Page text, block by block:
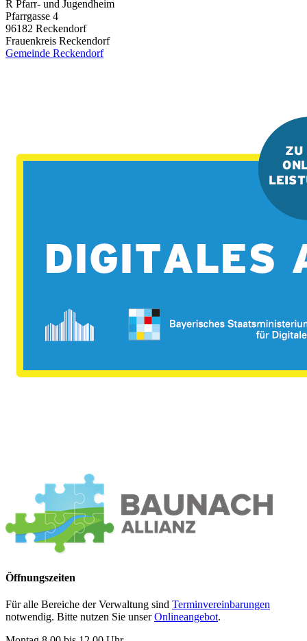
R Pfarr- und Jugendheim
Pfarrgasse 4
96182 Reckendorf
Frauenkreis Reckendorf
Gemeinde Reckendorf
Öffnungszeiten
Für alle Bereiche der Verwaltung sind Terminvereinbarungen
notwendig. Bitte nutzen Sie unserOnlineangebot.